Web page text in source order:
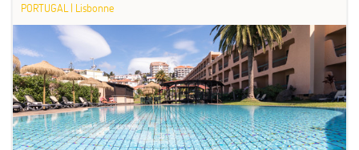
PORTUGAL | Lisbonne